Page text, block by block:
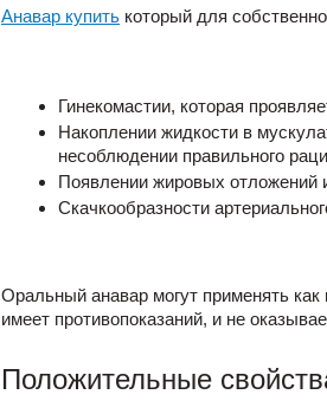
Анавар купить который для
Гинекомастии, которая
Накоплении жидкости в
несоблюдении правильного
Появлении жировых отложений
Скачкообразности
Оральный анавар могут применять
имеет противопоказаний, и не
Положительные